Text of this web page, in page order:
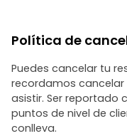
Política de
Puedes cancelar tu
recordamos cancelar
asistir. Ser reportado
puntos de nivel de
conlleva.